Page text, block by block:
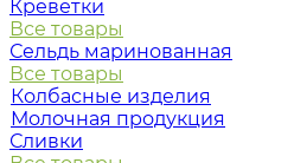
Креветки
Все товары
Сельдь маринованная
Все товары
Колбасные изделия
Молочная продукция
Сливки